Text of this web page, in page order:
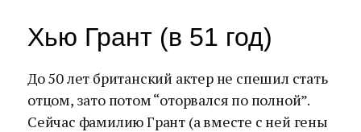
Хью Грант (в 51 год)
До 50 лет британский актер не спешил стать
отцом, зато потом “оторвался по полной”.
Сейчас фамилию Грант (а вместе с ней гены